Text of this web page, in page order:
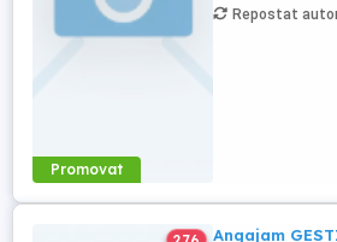
Promovat
luni lucrate; + 300
Repostat
Angajam